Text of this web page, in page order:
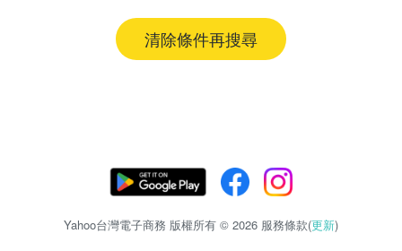
清除條件再搜尋
Yahoo台灣電子商務 版權所有 © 2026 服務條款(更新)